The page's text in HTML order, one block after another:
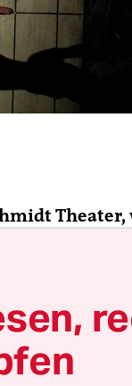
Theater,
Schauspieler
gezogen,
nur, es